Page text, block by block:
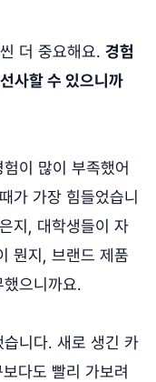
더 중요해요. 경험
사할 수 있으니까
이 많이 부족했어
가 가장 힘들었습니
지, 대학생들이 자
뭔지, 브랜드 제품
으니까요.
니다. 새로 생긴 카
다도 빨리 가보려